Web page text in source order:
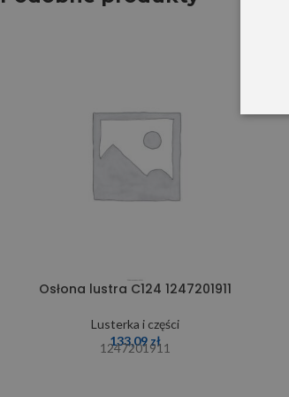
Osłona lustra C124 1247201911
Lusterka i części
133,09 zł
1247201911